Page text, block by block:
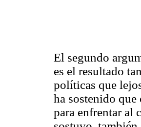
El segundo
es el resultado
políticas que
ha sostenido
para enfrentar al